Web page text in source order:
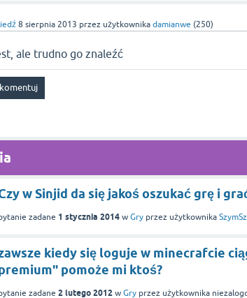
8 sierpnia 2013 przez użytkownikadamianwe (250)
ale trudno go znaleźć
w Sinjid da się jakoś oszukać grę i
zadane 1 stycznia 2014 w Gry przez użytkownika
kiedy się loguje w minecrafcie
pomoże mi ktoś?
zadane 2 lutego 2012 w Gry przez użytkownika